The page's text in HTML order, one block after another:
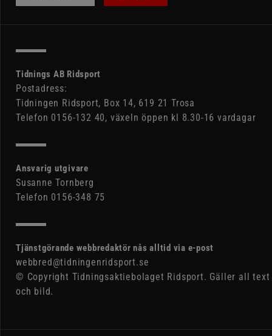
Tidnings AB Ridsport
Postadress:
Tidningen Ridsport, Box 14, 619 21 Trosa
Telefon 0156-132 40, växeln öppen kl 8.30-16 vardagar
Ansvarig utgivare
Susanne Tornberg
Telefon 0156-348 75
Tjänstgörande webbredaktör nås alltid via e-post
webbred@tidningenridsport.se
© Copyright Tidningsaktiebolaget Ridsport. Gäller all text
och bild.